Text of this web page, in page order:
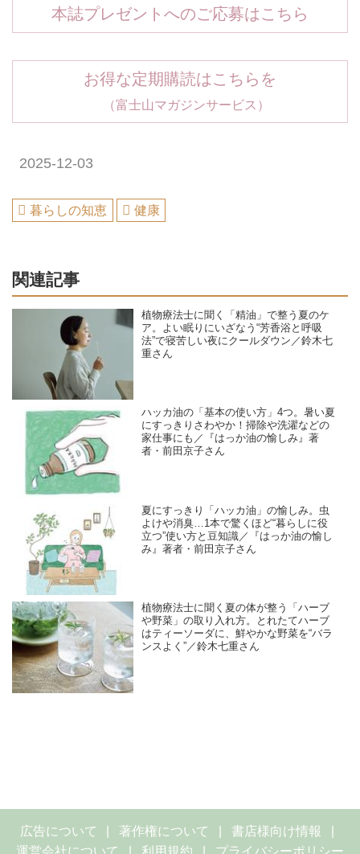
本誌プレゼントへのご応募はこちら
お得な定期購読はこちらを
（富士山マガジンサービス）
2025-12-03
暮らしの知恵 健康
関連記事
植物療法士に聞く「精油」で整う夏のケ
ア。よい眠りにいざなう“芳香浴と呼吸
法”で寝苦しい夜にクールダウン／鈴木七
重さん
ハッカ油の「基本の使い方」4つ。暑い夏
にすっきりさわやか！掃除や洗濯などの
家仕事にも／『はっか油の愉しみ』著
者・前田京子さん
夏にすっきり「ハッカ油」の愉しみ。虫
よけや消臭…1本で驚くほど“暮らしに役
立つ”使い方と豆知識／『はっか油の愉し
み』著者・前田京子さん
植物療法士に聞く夏の体が整う「ハーブ
や野菜」の取り入れ方。とれたてハーブ
はティーソーダに、鮮やかな野菜を“バラ
ンスよく”／鈴木七重さん
広告について 著作権について
書店様向け情報